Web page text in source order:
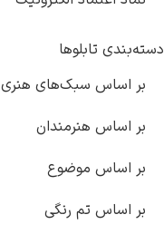
دسته‌بندی تابلوها
بر اساس سبک‌های هنری
بر اساس هنرمندان
بر اساس موضوع
بر اساس تم رنگی